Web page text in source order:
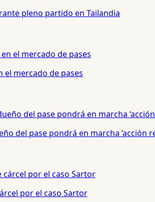
pleno partido en Tailandia
el mercado de pases
del pase pondrá en marcha
por el caso Sartor